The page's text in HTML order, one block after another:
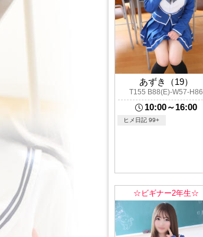
あずき（19）
T155 B88(E)-W57-H86
10:00～16:00
ヒメ日記 99+
☆ビギナー2年生☆